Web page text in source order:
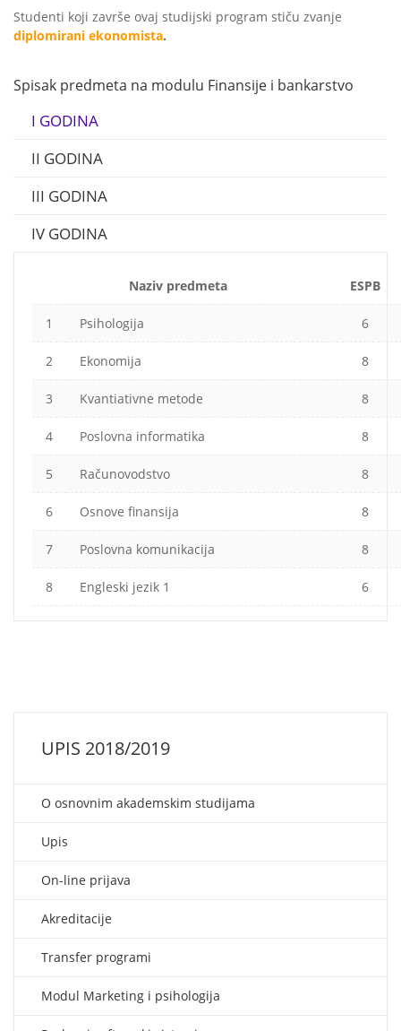
Studenti koji završe ovaj studijski program stiču zvanje
diplomirani ekonomista.
Spisak predmeta na modulu Finansije i bankarstvo
I GODINA
II GODINA
III GODINA
IV GODINA
Naziv predmeta ESPB
1 Psihologija 6
2 Ekonomija 8
3 Kvantiativne metode 8
4 Poslovna informatika 8
5 Računovodstvo 8
6 Osnove finansija 8
7 Poslovna komunikacija 8
8 Engleski jezik 1 6
UPIS 2018/2019
O osnovnim akademskim studijama
Upis
On-line prijava
Akreditacije
Transfer programi
Modul Marketing i psihologija